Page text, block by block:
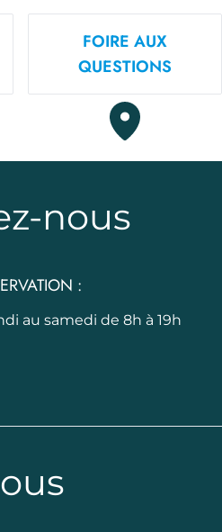
FOIRE AUX
QUESTIONS
nous
:
au samedi de 8h à 19h